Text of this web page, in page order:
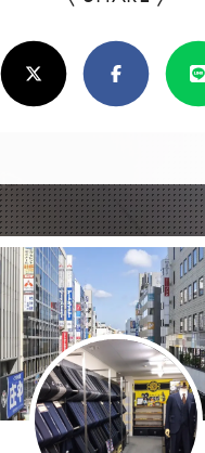
ろ
し
け
ば
シ
ェ
ア
し
て
く
X(Twitter)FacebookLine